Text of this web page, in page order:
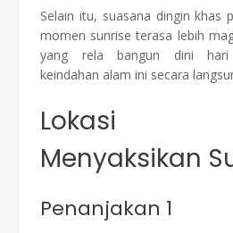
Selain itu, suasana dingin khas
momen sunrise terasa lebih
yang rela bangun dini hari
keindahan alam ini secara
Lokasi
Menyaksikan
Penanjakan 1